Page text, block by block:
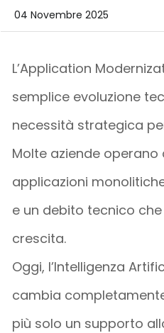
04 Novembre 2025
L’Application
semplice evoluzione
necessità strategica
Molte aziende operano
applicazioni
e un debito tecnico
crescita.
Oggi, l’Intelligenza
cambia
più solo un supporto